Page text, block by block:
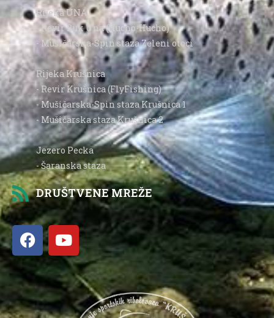
Rijeka UNA
- Revir Buk Una (Hucho-Hucho)
- Mušičarska-Spin staza Zeleni otoci
Rijeka Krušnica
- Revir Krušnica (FlyFishing)
- Mušičarska-Spin staza Krušnica 1
- Mušičarska staza Krušnica 2
Jezero Pecka
- Šaranska staza
DRUŠTVENE MREŽE